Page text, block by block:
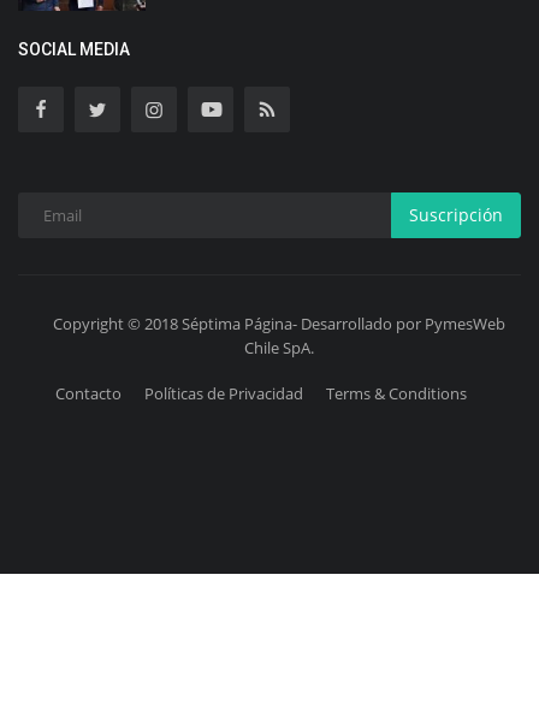
SOCIAL MEDIA
Suscripción
Copyright © 2018 Séptima Página- Desarrollado por PymesWeb
Chile SpA.
Contacto Políticas de Privacidad Terms & Conditions